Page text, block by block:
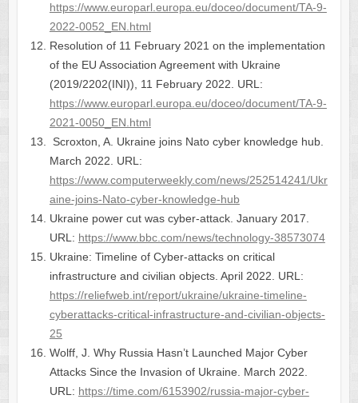
https://www.europarl.europa.eu/doceo/document/TA-9-
2022-0052_EN.html
Resolution of 11 February 2021 on the implementation
of the EU Association Agreement with Ukraine
(2019/2202(INI)), 11 February 2022. URL:
https://www.europarl.europa.eu/doceo/document/TA-9-
2021-0050_EN.html
Scroxton, A. Ukraine joins Nato cyber knowledge hub.
March 2022. URL:
https://www.computerweekly.com/news/252514241/Ukr
aine-joins-Nato-cyber-knowledge-hub
Ukraine power cut was cyber-attack. January 2017.
URL: https://www.bbc.com/news/technology-38573074
Ukraine: Timeline of Cyber-attacks on critical
infrastructure and civilian objects. April 2022. URL:
https://reliefweb.int/report/ukraine/ukraine-timeline-
cyberattacks-critical-infrastructure-and-civilian-objects-
25
Wolff, J. Why Russia Hasn’t Launched Major Cyber
Attacks Since the Invasion of Ukraine. March 2022.
URL: https://time.com/6153902/russia-major-cyber-